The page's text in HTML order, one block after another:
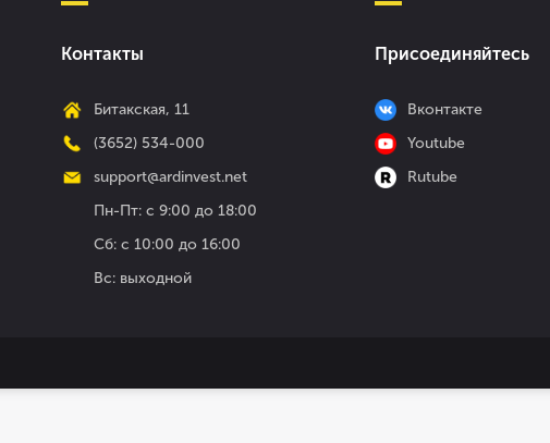
Контакты
Битакская, 11
(3652) 534-000
support@ardinvest.net
Пн-Пт: с 9:00 до 18:00
Сб: с 10:00 до 16:00
Вс: выходной
Присоединяйтесь
Вконтакте
Youtube
Rutube